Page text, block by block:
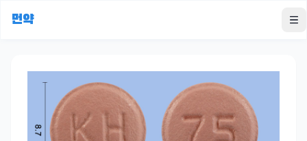
먼약